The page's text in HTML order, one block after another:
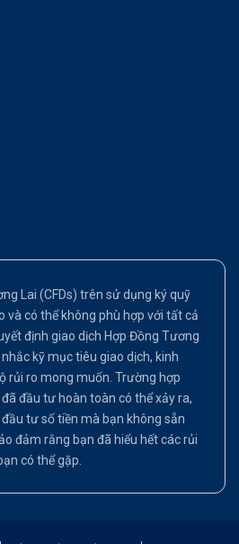
Lai (CFDs) trên sử dụng ký quỹ
và có thể không phù hợp với tất cả
định giao dịch Hợp Đồng Tương
nhắc kỹ mục tiêu giao dịch, kinh
rủi ro mong muốn. Trường hợp
đầu tư hoàn toàn có thể xảy ra,
tư số tiền mà bạn không sẵn
đảm rằng bạn đã hiểu hết các rủi
có thể gặp.